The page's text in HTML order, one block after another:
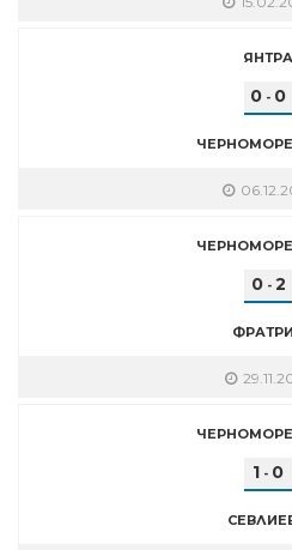
ЯНТРА
0 - 0
0- 2
1 - 0